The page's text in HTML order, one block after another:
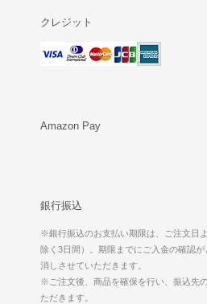
クレジット
Amazon Pay
銀行振込
※銀行振込のお支払い期限は、ご注文日
除く3日間）。期限までにご入金の確認
消しさせていただきます。
※ご注文後、商品を確保を行い、振込先
ただきます。